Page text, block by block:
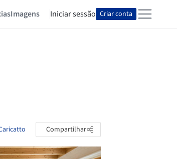
Imagens Iniciar sessão Criar conta
Compartilhar